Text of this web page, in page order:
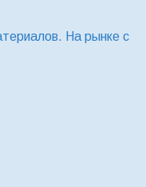
На рынке с